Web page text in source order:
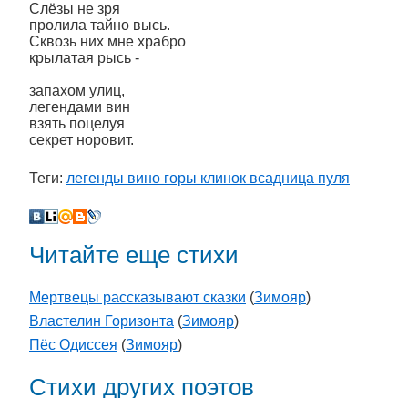
Слёзы не зря
пролила тайно высь.
Сквозь них мне храбро
крылатая рысь -
запахом улиц,
легендами вин
взять поцелуя
секрет норовит.
Теги: легенды вино горы клинок всадница пуля
Читайте еще стихи
Мертвецы рассказывают сказки (Зимояр)
Властелин Горизонта (Зимояр)
Пёс Одиссея (Зимояр)
Стихи других поэтов